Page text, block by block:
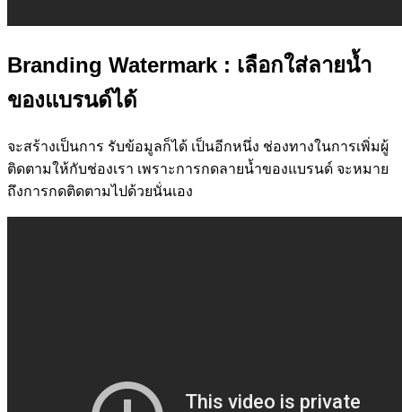
Branding Watermark : เลือกใส่ลายน้ำ
ของแบรนด์ได้
จะสร้างเป็นการ รับข้อมูลก็ได้ เป็นอีกหนึ่ง ช่องทางในการเพิ่มผู้
ติดตามให้กับช่องเรา เพราะการกดลายน้ำของแบรนด์ จะหมาย
ถึงการกดติดตามไปด้วยนั่นเอง